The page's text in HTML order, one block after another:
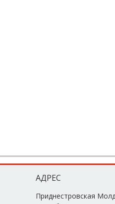
АДРЕС
Приднестровская